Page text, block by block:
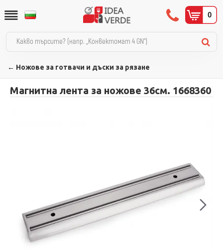
0
← Ножове за готвачи и дъски за рязане
Магнитна лента за ножове 36см. 1668360